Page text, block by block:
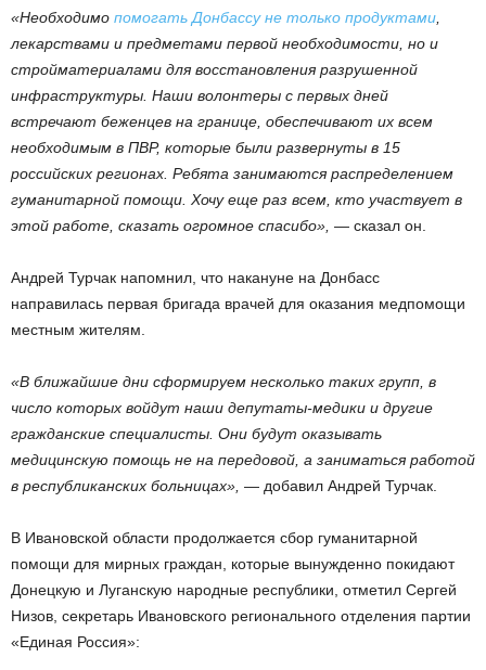
«Необходимо помогать Донбассу не только продуктами
лекарствами и предметами первой необходимости, но и
стройматериалами для восстановления разрушенной
инфраструктуры. Наши волонтеры с первых дней
встречают беженцев на границе, обеспечивают их всем
необходимым в ПВР, которые были развернуты в 15
российских регионах. Ребята занимаются распределением
гуманитарной помощи. Хочу еще раз всем, кто участвует в
этой работе, сказать огромное спасибо», — сказал он.
Андрей Турчак напомнил, что накануне на Донбасс
направилась первая бригада врачей для оказания медпомощи
местным жителям.
«В ближайшие дни сформируем несколько таких групп, в
число которых войдут наши депутаты-медики и другие
гражданские специалисты. Они будут оказывать
медицинскую помощь не на передовой, а заниматься работой
в республиканских больницах», — добавил Андрей Турчак.
В Ивановской области продолжается сбор гуманитарной
помощи для мирных граждан, которые вынужденно покидают
Донецкую и Луганскую народные республики, отметил Сергей
Низов, секретарь Ивановского регионального отделения партии
«Единая Россия»: